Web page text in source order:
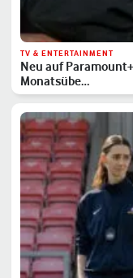
TV & ENTERTAINMENT
Neu auf
Monatsübe…